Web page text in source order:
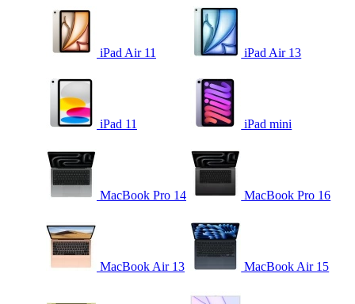
iPad Air 11 iPad Air 13
iPad 11 iPad mini
MacBook Pro 14 MacBook Pro 16
MacBook Air 13 MacBook Air 15